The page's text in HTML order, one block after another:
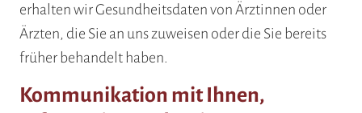
erhalten wir Gesundheitsdaten von Ärztinnen oder
Ärzten, die Sie an uns zuweisen oder die Sie bereits
früher behandelt haben.
Kommunikation mit Ihnen,